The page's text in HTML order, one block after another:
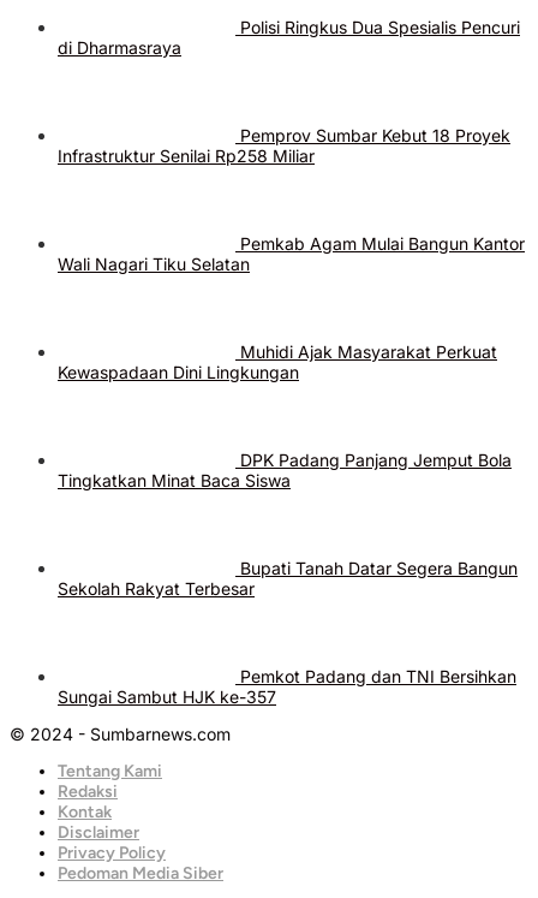
Polisi Ringkus Dua Spesialis Pencuri
di Dharmasraya
Pemprov Sumbar Kebut 18 Proyek
Infrastruktur Senilai Rp258 Miliar
Pemkab Agam Mulai Bangun Kantor
Wali Nagari Tiku Selatan
Muhidi Ajak Masyarakat Perkuat
Kewaspadaan Dini Lingkungan
DPK Padang Panjang Jemput Bola
Tingkatkan Minat Baca Siswa
Bupati Tanah Datar Segera Bangun
Sekolah Rakyat Terbesar
Pemkot Padang dan TNI Bersihkan
Sungai Sambut HJK ke-357
© 2024 - Sumbarnews.com
Tentang Kami
Redaksi
Kontak
Disclaimer
Privacy Policy
Pedoman Media Siber